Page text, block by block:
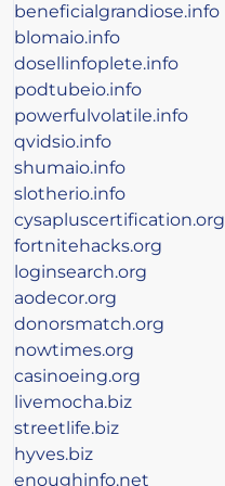
beneficialgrandiose.info
blomaio.info
dosellinfoplete.info
podtubeio.info
powerfulvolatile.info
qvidsio.info
shumaio.info
slotherio.info
cysapluscertification.org
fortnitehacks.org
loginsearch.org
aodecor.org
donorsmatch.org
nowtimes.org
casinoeing.org
livemocha.biz
streetlife.biz
hyves.biz
enoughinfo.net